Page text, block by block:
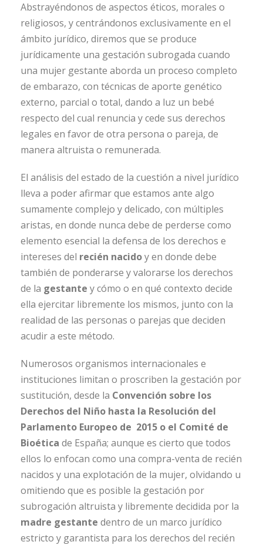
Abstrayéndonos de aspectos éticos, morales o
religiosos, y centrándonos exclusivamente en el
ámbito jurídico, diremos que se produce
jurídicamente una gestación subrogada cuando
una mujer gestante aborda un proceso completo
de embarazo, con técnicas de aporte genético
externo, parcial o total, dando a luz un bebé
respecto del cual renuncia y cede sus derechos
legales en favor de otra persona o pareja, de
manera altruista o remunerada.
El análisis del estado de la cuestión a nivel jurídico
lleva a poder afirmar que estamos ante algo
sumamente complejo y delicado, con múltiples
aristas, en donde nunca debe de perderse como
elemento esencial la defensa de los derechos e
intereses del recién nacidoy en donde debe
también de ponderarse y valorarse los derechos
de la gestante y cómo o en qué contexto decide
ella ejercitar libremente los mismos, junto con la
realidad de las personas o parejas que deciden
acudir a este método.
Numerosos organismos internacionales e
instituciones limitan o proscriben la gestación por
sustitución, desde la Convención sobre los
Derechos del Niño hasta la Resolución del
Parlamento Europeo de 2015 o el Comité de
Bioética de España; aunque es cierto que todos
ellos lo enfocan como una compra-venta de recién
nacidos y una explotación de la mujer, olvidando u
omitiendo que es posible la gestación por
subrogación altruista y libremente decidida por la
madre gestante dentro de un marco jurídico
estricto y garantista para los derechos del recién